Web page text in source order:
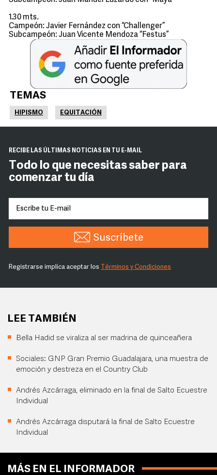
1.30 mts.
Campeón: Javier Fernández con “Challenger”
Subcampeón: Juan Vicente Mendoza “Festus”
TEMAS
HIPISMO EQUITACIÓN
RECIBE LAS ÚLTIMAS NOTICIAS EN TU E-MAIL
Todo lo que necesitas saber para
comenzar tu día
Suscríbete
Registrarse implica aceptar los Términos y Condiciones
LEE TAMBIÉN
Bella Hadid se viraliza al ser madrina de quinceañera
Sociales: GNP Gran Premio Guadalajara, una muestra de
emoción y destreza en el Country Club
Andrés Azcárraga, eliminado en la final de Salto Ecuestre
Individual
Andrés Azcárraga disputará la final de Salto Ecuestre
Individual
MÁS EN EL INFORMADOR